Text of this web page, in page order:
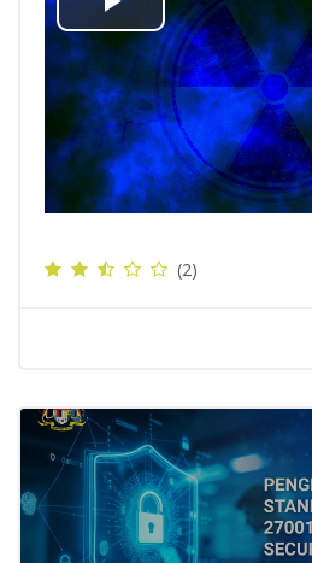
Mainkan
Video
(2)